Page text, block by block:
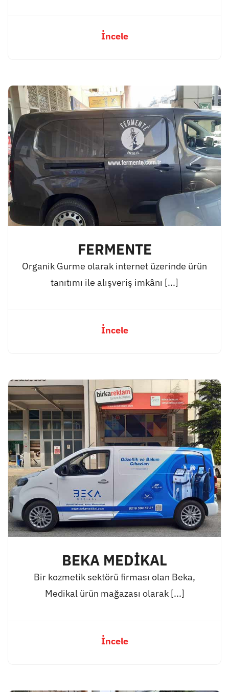
İncele
FERMENTE
Organik Gurme olarak internet üzerinde ürün
tanıtımı ile alışveriş imkânı [...]
İncele
BEKA MEDİKAL
Bir kozmetik sektörü firması olan Beka,
Medikal ürün mağazası olarak [...]
İncele